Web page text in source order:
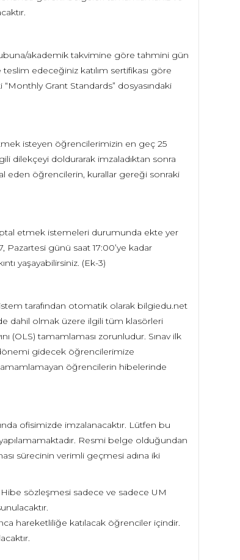
akademik takvimine göre tahmini gün
teslim edeceğiniz katılım sertifikası göre
Grant Standards” dosyasındaki
isteyen öğrencilerimizin en geç 25
dilekçeyi doldurarak imzaladıktan sonra
eden öğrencilerin, kurallar gereği sonraki
etmek istemeleri durumunda ekte yer
Pazartesi günü saat 17:00’ye kadar
yaşayabilirsiniz. (Ek-3)
tarafından otomatik olarak bilgiedu.net
dahil olmak üzere ilgili tüm klasörleri
(OLS) tamamlaması zorunludur. Sınav ilk
gidecek öğrencilerimize
tamamlamayan öğrencilerin hibelerinde
ofisimizde imzalanacaktır. Lütfen bu
Resmi belge olduğundan
sürecinin verimli geçmesi adına iki
Hibe sözleşmesi sadece ve sadece UM
hareketliliğe katılacak öğrenciler içindir.